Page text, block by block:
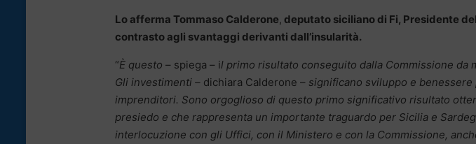
Lo afferma Tommaso Calderone, deputato siciliano di Fi, Presidente
contrasto agli svantaggi derivanti dall’insularità.
“È questo – spiega – il primo risultato conseguito dalla Commissione da
Gli investimenti – dichiara Calderone – significano sviluppo e
imprenditori. Sono orgoglioso di questo primo significativo risultato
presiedo e che rappresenta un importante traguardo per Sicilia e
interlocuzione con gli Uffici, con il Ministero e con la Commissione,